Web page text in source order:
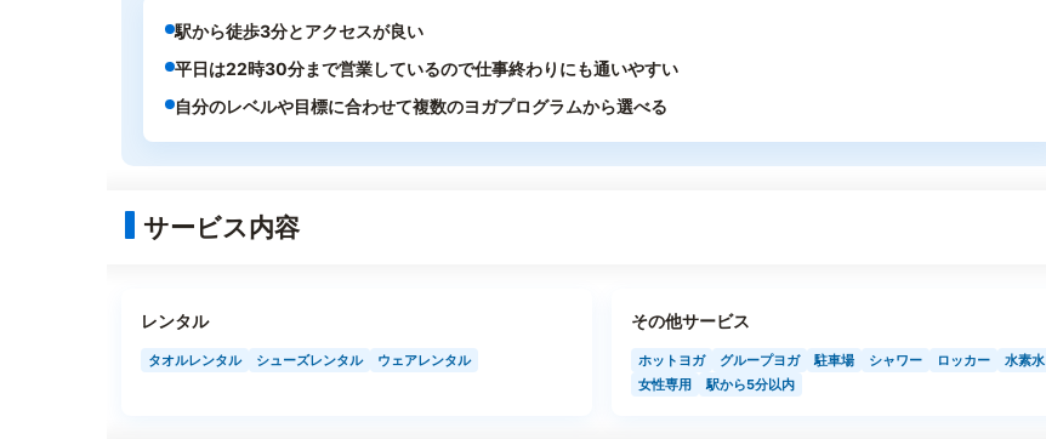
駅から徒歩3分とアクセスが良い
平日は22時30分まで営業しているので仕事終わりにも通いやすい
自分のレベルや目標に合わせて複数のヨガプログラムから選べる
サービス内容
レンタル
タオルレンタル シューズレンタル ウェアレンタル
その他サービス
ホットヨガ グループヨガ 駐車場 シャワー ロッカー
水素水
女性専用
駅から5分以内